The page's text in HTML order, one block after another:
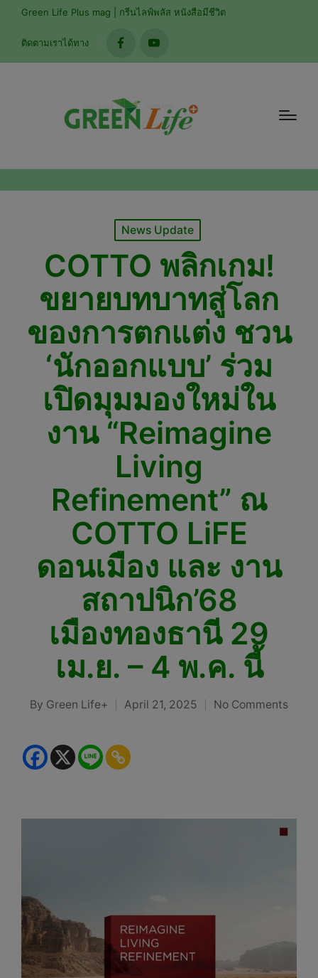
Green Life Plus mag | กรีนไลฟ์พลัส หนังสือมีชีวิต
ติดตามเราได้ทาง
facebookyoutube
Posted
News Update
COTTO พลิกเกม!
ขยายบทบาทสู่โลก
ของการตกแต่ง ชวน
‘นักออกแบบ’ ร่วม
เปิดมุมมองใหม่ใน
งาน “Reimagine
Living
Refinement” ณ
COTTO LiFE
ดอนเมือง และ งาน
สถาปนิก’68
เมืองทองธานี 29
เม.ย. – 4 พ.ค. นี้
Posted
By Green Life+ April 21, 2025 No Comments
modal-check